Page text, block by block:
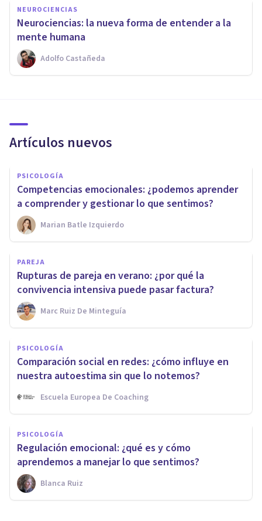
NEUROCIENCIAS
Neurociencias: la nueva forma de entender a la
mente humana
Adolfo Castañeda
Artículos nuevos
PSICOLOGÍA
Competencias emocionales: ¿podemos aprender
a comprender y gestionar lo que sentimos?
Marian Batle Izquierdo
PAREJA
Rupturas de pareja en verano: ¿por qué la
convivencia intensiva puede pasar factura?
Marc Ruiz De Minteguía
PSICOLOGÍA
Comparación social en redes: ¿cómo influye en
nuestra autoestima sin que lo notemos?
Escuela Europea De Coaching
PSICOLOGÍA
Regulación emocional: ¿qué es y cómo
aprendemos a manejar lo que sentimos?
Blanca Ruiz